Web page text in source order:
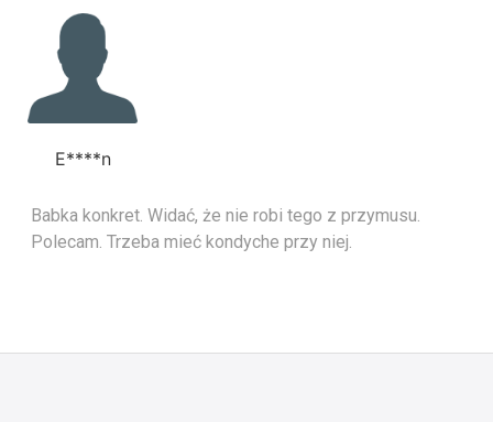
E****n
Babka konkret. Widać, że nie robi tego z przymusu.
Polecam. Trzeba mieć kondyche przy niej.